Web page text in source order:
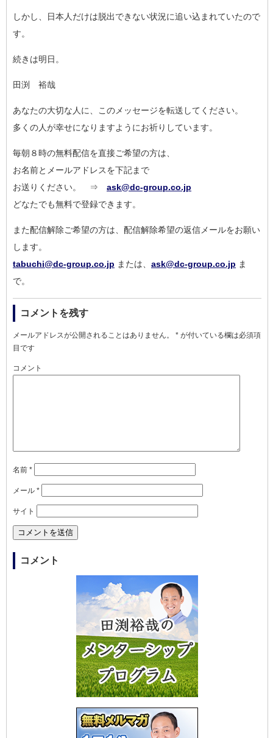
しかし、日本人だけは脱出できない状況に追い込まれていたので
す。
続きは明日。
田渕 裕哉
あなたの大切な人に、このメッセージを転送してください。
多くの人が幸せになりますようにお祈りしています。
毎朝８時の無料配信を直接ご希望の方は、
お名前とメールアドレスを下記まで
お送りください。 ⇒ ask@dc-group.co.jp
どなたでも無料で登録できます。
また配信解除ご希望の方は、配信解除希望の返信メールをお願い
し ます。
tabuchi@dc-group.co.jp または、 ask@dc-group.co.jp ま
で。
コメントを残す
メールアドレスが公開されることはありません。 * が付いている欄は必須項
目です
コメント
名前 *
メール *
サイト
コメント